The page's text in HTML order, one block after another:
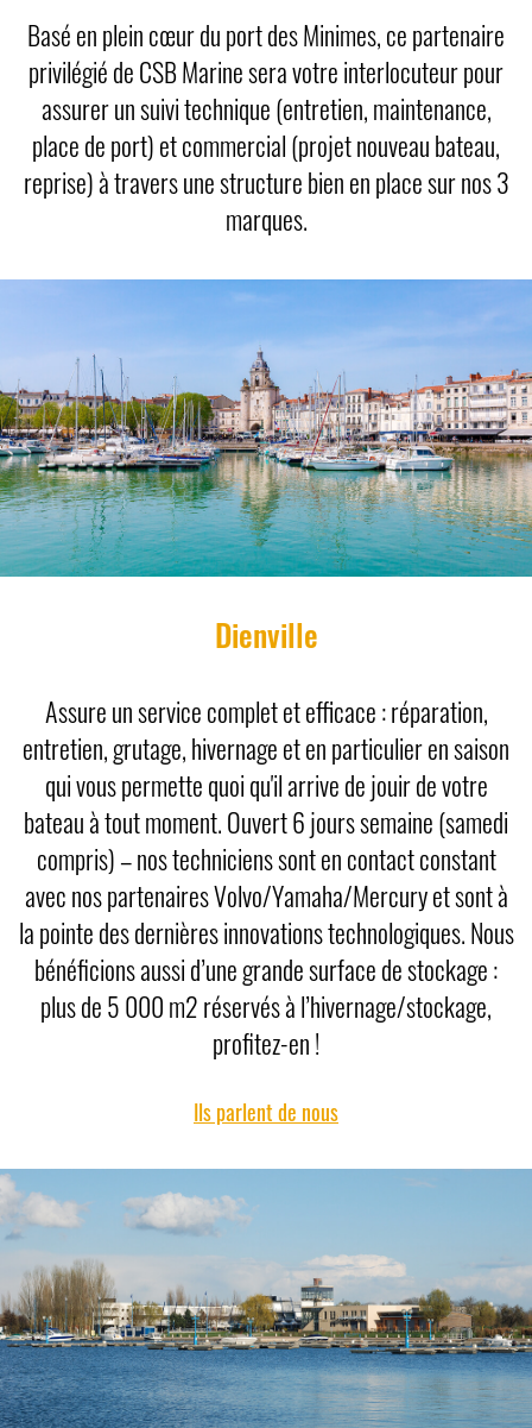
Basé en plein cœur du port des Minimes, ce partenaire
privilégié de CSB Marine sera votre interlocuteur pour
assurer un suivi technique (entretien, maintenance,
place de port) et commercial (projet nouveau bateau,
reprise) à travers une structure bien en place sur nos 3
marques.
Dienville
Assure un service complet et efficace : réparation,
entretien, grutage, hivernage et en particulier en saison
qui vous permette quoi qu'il arrive de jouir de votre
bateau à tout moment. Ouvert 6 jours semaine (samedi
compris) – nos techniciens sont en contact constant
avec nos partenaires Volvo/Yamaha/Mercury et sont à
la pointe des dernières innovations technologiques. Nous
bénéficions aussi d’une grande surface de stockage :
plus de 5 000 m2 réservés à l’hivernage/stockage,
profitez-en !
Ils parlent de nous